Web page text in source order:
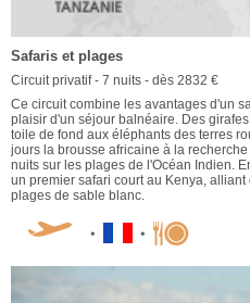
Safaris et plages
Circuit privatif - 7 nuits - dès 2832 €
Ce circuit combine les avantages d'un
plaisir d'un séjour balnéaire. Des
toile de fond aux éléphants des terres
jours la brousse africaine à la
nuits sur les plages de l'Océan Indien.
un premier safari court au Kenya,
plages de sable blanc.